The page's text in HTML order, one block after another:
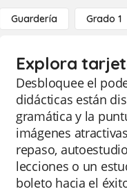
Guardería Grado 1
Explora
Desbloquee el
didácticas están
gramática y la
imágenes
repaso,
lecciones o un
boleto hacia el